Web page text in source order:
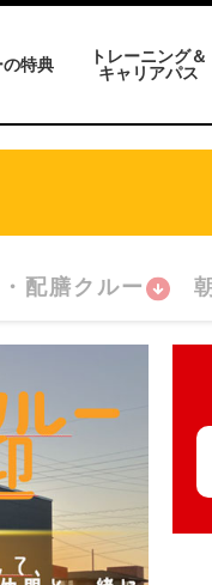
の特典
トレーニング＆
キャリアパス
配膳クルー